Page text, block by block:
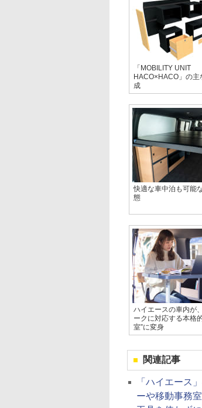
「MOBILITY UNIT
HACO×HACO」の主
成
快適な車中泊も可能
態
ハイエースの車内が
ークに対応する本格
室”に変身
関連記事
「ハイエース
ーや移動事務